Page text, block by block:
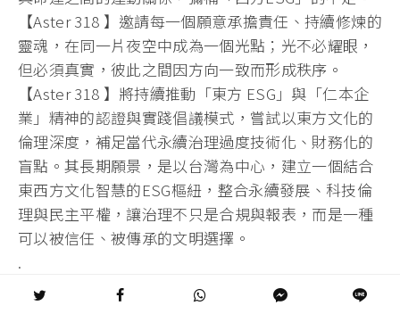
【Aster 318 】邀請每一個願意承擔責任、持續修煉的
靈魂，在同一片夜空中成為一個光點；光不必耀眼，
但必須真實，彼此之間因方向一致而形成秩序。
【Aster 318 】將持續推動「東方 ESG」與「仁本企
業」精神的認證與實踐倡議模式，嘗試以東方文化的
倫理深度，補足當代永續治理過度技術化、財務化的
盲點。其長期願景，是以台灣為中心，建立一個結合
東西方文化智慧的ESG樞紐，整合永續發展、科技倫
理與民主平權，讓治理不只是合規與報表，而是一種
可以被信任、被傳承的文明選擇。
.